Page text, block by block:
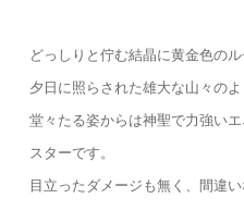
どっしりと佇む結晶に黄金色の
夕日に照らされた雄大な山々のよ
堂々たる姿からは神聖で力強い
スターです。
目立ったダメージも無く、間違